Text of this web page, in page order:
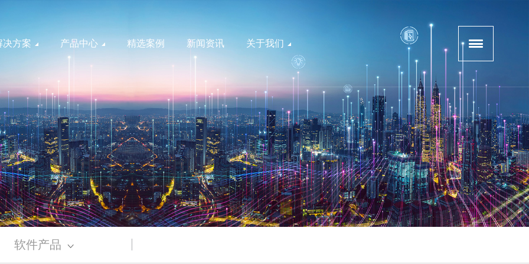
决方案
智能配电
智慧配电网 电力北斗
智慧能源
风机监测 光伏变配电 风电变配电
储能智慧化 公共建筑 工业园区
产品中心
硬件产品
干式变压器
新能源双分裂变压器
新能源华式变压器
ZGS新能源组合式变压器
能效一级油浸式变压器
软件产品
SECMAX-碳排放监控管理平台
SECMAX-能耗监控管理平台
SECMAX-智慧用电安全运营管理平台
SECMAX-电力物联网综合运营管理平台
用电卫士-APP
精选案例 新闻资讯 关于我们
公司介绍 企业文化
招募渠道商 联系我们
软件产品